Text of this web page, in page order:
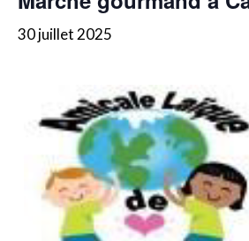
30 juillet 2025